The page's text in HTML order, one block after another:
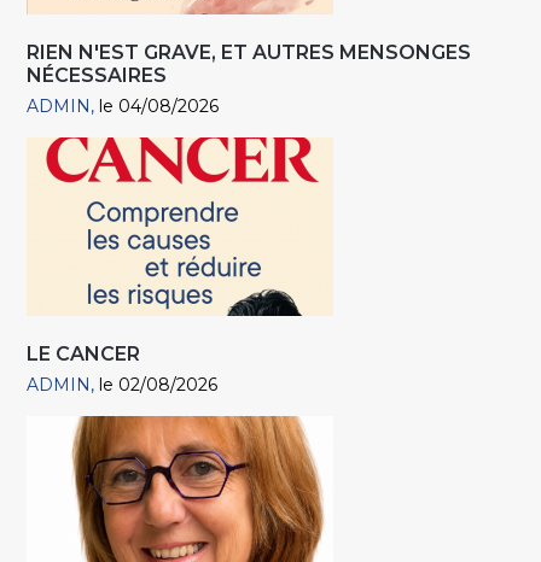
RIEN N'EST GRAVE, ET AUTRES MENSONGES
NÉCESSAIRES
ADMIN le 04/08/2026
LE CANCER
ADMIN le 02/08/2026